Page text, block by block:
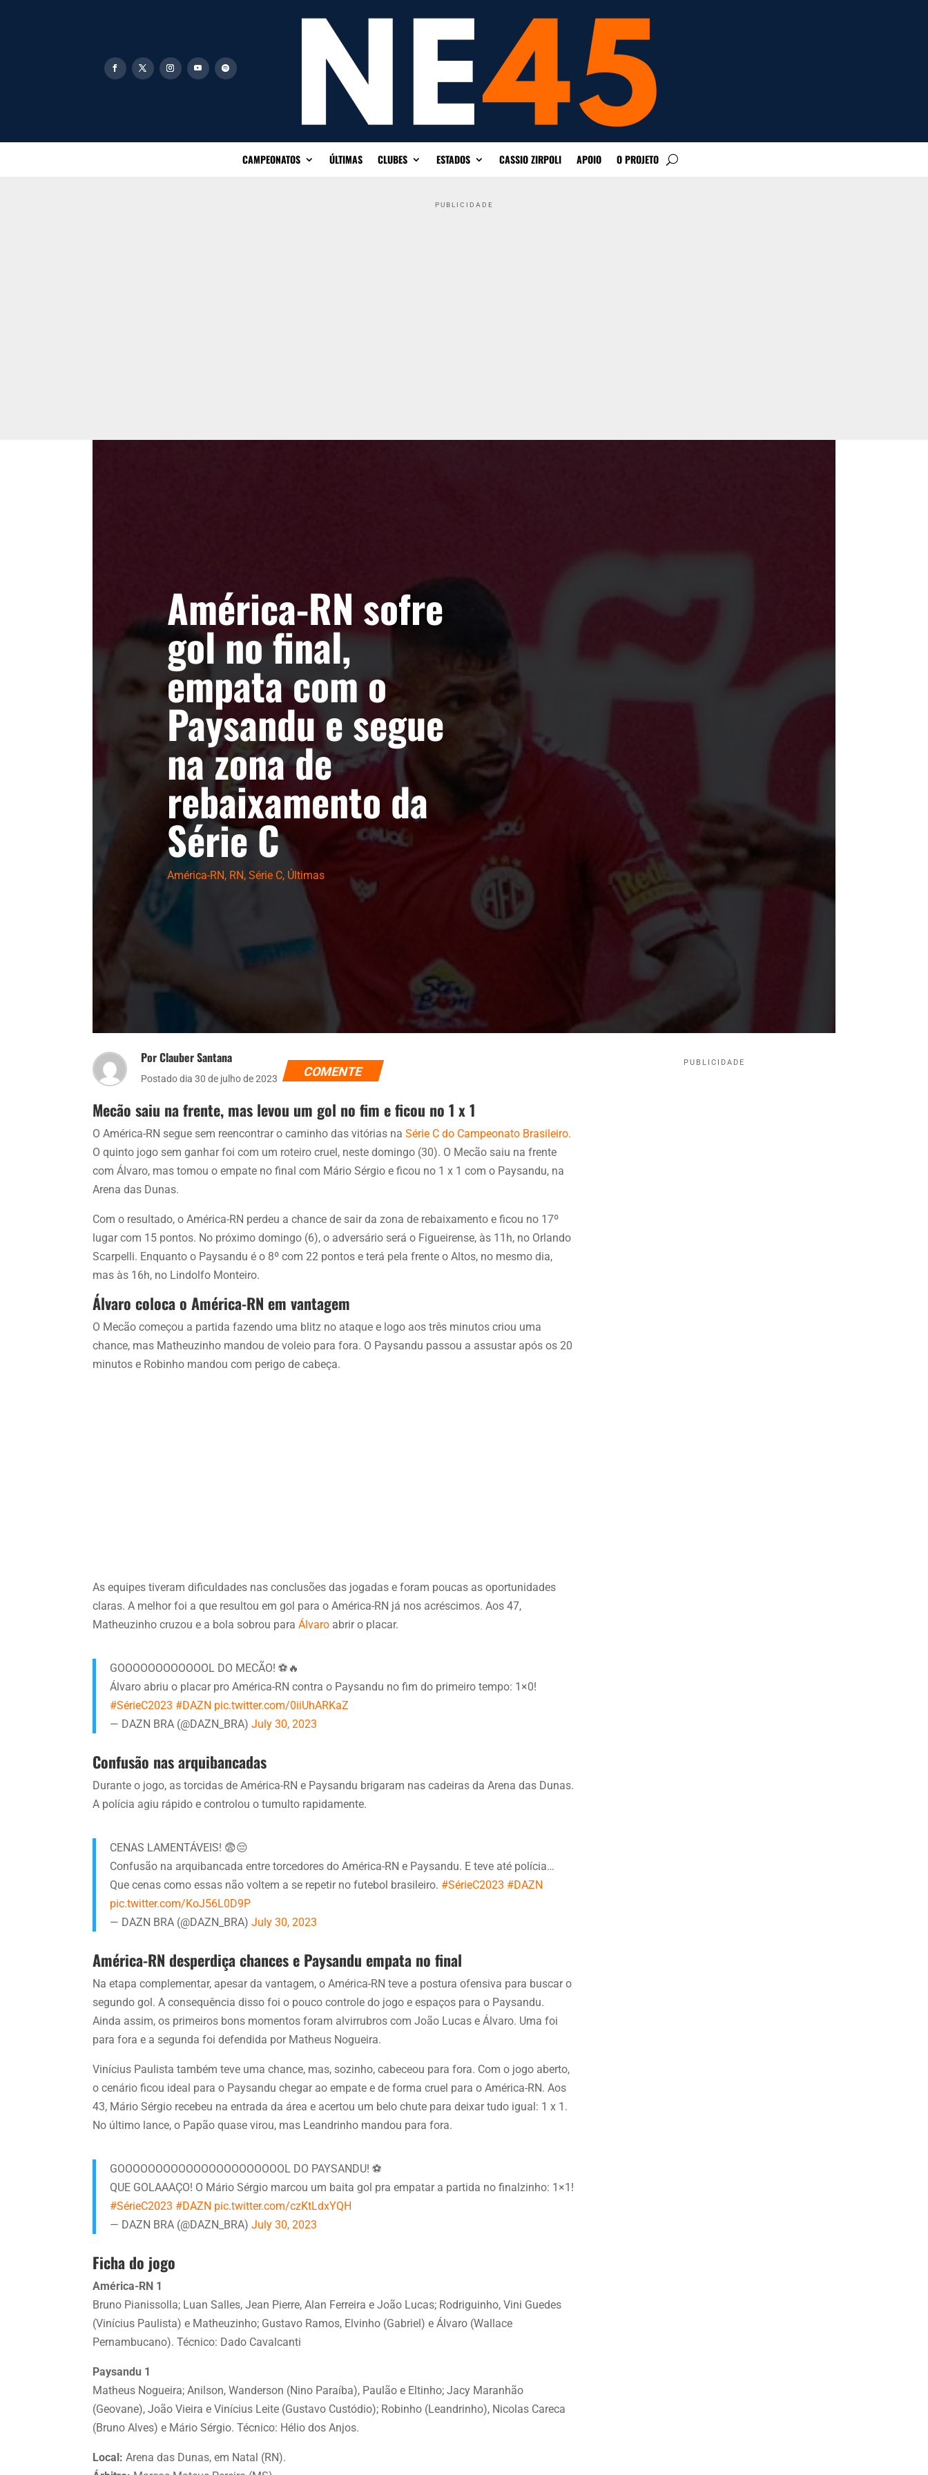
CAMPEONATOS ÚLTIMAS CLUBES ESTADOS CASSIO ZIRPOLI APOIO O PROJETO
PUBLICIDADE
América-RN sofre
gol no final,
empata com o
Paysandu e segue
na zona de
rebaixamento da
Série C
América-RN, RN, Série C, Últimas
Por Clauber Santana
Postado dia 30 de julho de 2023 COMENTE
Mecão saiu na frente, mas levou um gol no fim e ficou no 1 x 1
O América-RN segue sem reencontrar o caminho das vitórias naSérie C do Campeonato Brasileiro.
O quinto jogo sem ganhar foi com um roteiro cruel, neste domingo (30). O Mecão saiu na frente
com Álvaro, mas tomou o empate no final com Mário Sérgio e ficou no 1 x 1 com o Paysandu, na
Arena das Dunas.
Com o resultado, o América-RN perdeu a chance de sair da zona de rebaixamento e ficou no 17º
lugar com 15 pontos. No próximo domingo (6), o adversário será o Figueirense, às 11h, no Orlando
Scarpelli. Enquanto o Paysandu é o 8º com 22 pontos e terá pela frente o Altos, no mesmo dia,
mas às 16h, no Lindolfo Monteiro.
Álvaro coloca o América-RN em vantagem
O Mecão começou a partida fazendo uma blitz no ataque e logo aos três minutos criou uma
chance, mas Matheuzinho mandou de voleio para fora. O Paysandu passou a assustar após os 20
minutos e Robinho mandou com perigo de cabeça.
As equipes tiveram dificuldades nas conclusões das jogadas e foram poucas as oportunidades
claras. A melhor foi a que resultou em gol para o América-RN já nos acréscimos. Aos 47,
Matheuzinho cruzou e a bola sobrou paraÁlvaro abrir o placar.
GOOOOOOOOOOOOL DO MECÃO! ⚽🔥
Álvaro abriu o placar pro América-RN contra o Paysandu no fim do primeiro tempo: 1×0!
#SérieC2023 #DAZN pic.twitter.com/0iiUhARKaZ
— DAZN BRA (@DAZN_BRA)July 30, 2023
Confusão nas arquibancadas
Durante o jogo, as torcidas de América-RN e Paysandu brigaram nas cadeiras da Arena das Dunas.
A polícia agiu rápido e controlou o tumulto rapidamente.
CENAS LAMENTÁVEIS! 😨😔
Confusão na arquibancada entre torcedores do América-RN e Paysandu. E teve até polícia…
Que cenas como essas não voltem a se repetir no futebol brasileiro. #SérieC2023 #DAZN
pic.twitter.com/KoJ56L0D9P
— DAZN BRA (@DAZN_BRA)July 30, 2023
América-RN desperdiça chances e Paysandu empata no final
Na etapa complementar, apesar da vantagem, o América-RN teve a postura ofensiva para buscar o
segundo gol. A consequência disso foi o pouco controle do jogo e espaços para o Paysandu.
Ainda assim, os primeiros bons momentos foram alvirrubros com João Lucas e Álvaro. Uma foi
para fora e a segunda foi defendida por Matheus Nogueira.
Vinícius Paulista também teve uma chance, mas, sozinho, cabeceou para fora. Com o jogo aberto,
o cenário ficou ideal para o Paysandu chegar ao empate e de forma cruel para o América-RN. Aos
43, Mário Sérgio recebeu na entrada da área e acertou um belo chute para deixar tudo igual: 1 x 1.
No último lance, o Papão quase virou, mas Leandrinho mandou para fora.
GOOOOOOOOOOOOOOOOOOOOOOL DO PAYSANDU! ⚽
QUE GOLAAAÇO! O Mário Sérgio marcou um baita gol pra empatar a partida no finalzinho: 1×1!
#SérieC2023 #DAZN pic.twitter.com/czKtLdxYQH
— DAZN BRA (@DAZN_BRA)July 30, 2023
Ficha do jogo
América-RN 1
Bruno Pianissolla; Luan Salles, Jean Pierre, Alan Ferreira e João Lucas; Rodriguinho, Vini Guedes
(Vinícius Paulista) e Matheuzinho; Gustavo Ramos, Elvinho (Gabriel) e Álvaro (Wallace
Pernambucano). Técnico: Dado Cavalcanti
Paysandu 1
Matheus Nogueira; Anilson, Wanderson (Nino Paraíba), Paulão e Eltinho; Jacy Maranhão
(Geovane), João Vieira e Vinícius Leite (Gustavo Custódio); Robinho (Leandrinho), Nicolas Careca
(Bruno Alves) e Mário Sérgio. Técnico: Hélio dos Anjos.
Local:Arena das Dunas, em Natal (RN).
PUBLICIDADE